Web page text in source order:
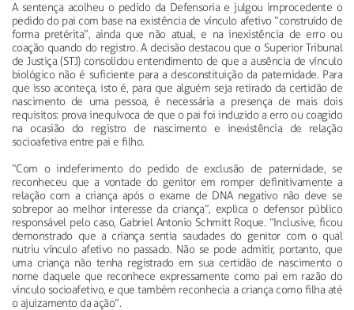
A sentença acolheu o pedido da Defensoria e julgou improcedente o
pedido do pai com base na existência de vínculo afetivo “construído de
forma pretérita”, ainda que não atual, e na inexistência de erro ou
coação quando do registro. A decisão destacou que o Superior Tribunal
de Justiça (STJ) consolidou entendimento de que a ausência de vínculo
biológico não é suficiente para a desconstituição da paternidade. Para
que isso aconteça, isto é, para que alguém seja retirado da certidão de
nascimento de uma pessoa, é necessária a presença de mais dois
requisitos: prova inequívoca de que o pai foi induzido a erro ou coagido
na ocasião do registro de nascimento e inexistência de relação
socioafetiva entre pai e filho.
“Com o indeferimento do pedido de exclusão de paternidade, se
reconheceu que a vontade do genitor em romper definitivamente a
relação com a criança após o exame de DNA negativo não deve se
sobrepor ao melhor interesse da criança”, explica o defensor público
responsável pelo caso, Gabriel Antonio Schmitt Roque. “Inclusive, ficou
demonstrado que a criança sentia saudades do genitor com o qual
nutriu vínculo afetivo no passado. Não se pode admitir, portanto, que
uma criança não tenha registrado em sua certidão de nascimento o
nome daquele que reconhece expressamente como pai em razão do
vínculo socioafetivo, e que também reconhecia a criança como filha até
o ajuizamento da ação”.